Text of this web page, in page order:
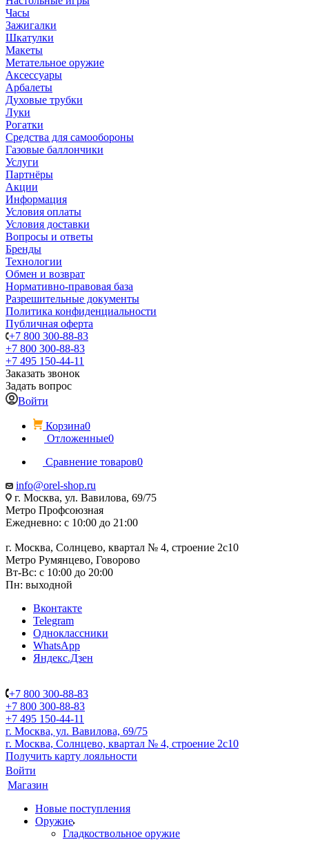
Часы
Зажигалки
Шкатулки
Макеты
Метательное оружие
Аксессуары
Арбалеты
Духовые трубки
Луки
Рогатки
Средства для самообороны
Газовые баллончики
Услуги
Партнёры
Акции
Информация
Условия оплаты
Условия доставки
Вопросы и ответы
Бренды
Технологии
Обмен и возврат
Нормативно-правовая база
Разрешительные документы
Политика конфиденциальности
Публичная оферта
+7 800 300-88-83
+7 800 300-88-83
+7 495 150-44-11
Заказать звонок
Задать вопрос
Войти
Корзина0
Отложенные0
Сравнение товаров0
info@orel-shop.ru
г. Москва, ул. Вавилова, 69/75
Метро Профсоюзная
Ежедневно: с 10:00 до 21:00
г. Москва, Солнцево, квартал № 4, строение 2с10
Метро Румянцево, Говорово
Вт-Вс: с 10:00 до 20:00
Пн: выходной
Вконтакте
Telegram
Одноклассники
WhatsApp
Яндекс.Дзен
+7 800 300-88-83
+7 800 300-88-83
+7 495 150-44-11
г. Москва, ул. Вавилова, 69/75
г. Москва, Солнцево, квартал № 4, строение 2с10
Получить карту лояльности
Войти
Магазин
Новые поступления
Оружие
Гладкоствольное оружие